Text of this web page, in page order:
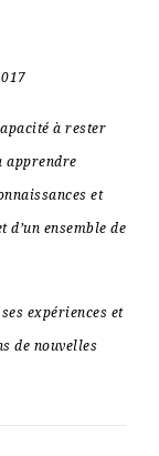
à rester
apprendre
et
d’un ensemble de
expériences et
de nouvelles